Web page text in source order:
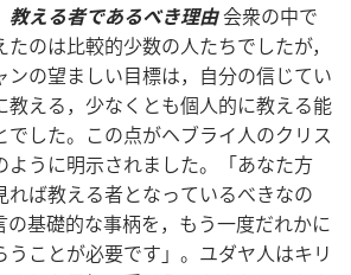
教える者であるべき理由会衆の中で
のは比較的少数の人たちでしたが，
ンの望ましい目標は，自分の信じてい
教える，少なくとも個人的に教える能
でした。この点がヘブライ人のクリス
ように明示されました。「あなた方
れば教える者となっているべきなの
の基礎的な事柄を，もう一度だれかに
ことが必要です」。ユダヤ人はキリ